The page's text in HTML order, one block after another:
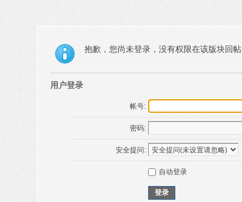
抱歉，您尚未登录，没有权限在该版块回帖
用户登录
帐号:
密码:
安全提问:
自动登录
登录